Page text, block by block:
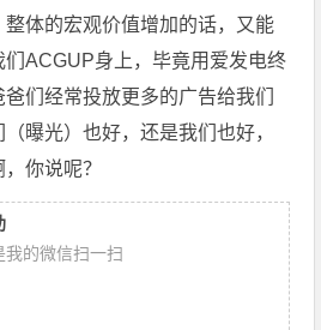
整体的宏观价值增加的话，又能
ACGUP身上，毕竟用爱发电终
们经常投放更多的广告给我们
曝光）也好，还是我们也好，
你说呢？
我的微信扫一扫